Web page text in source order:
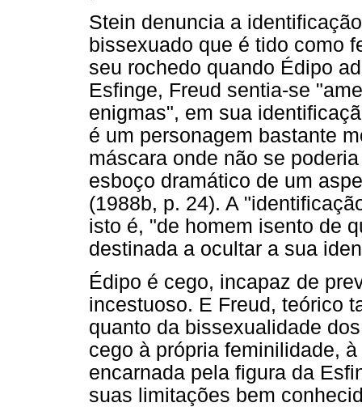
Stein denuncia a
bissexuado que é tido como
seu rochedo quando Édipo
Esfinge, Freud sentia-se
enigmas", em sua
é um personagem bastante
máscara onde não se
esboço dramático de um
(1988b, p. 24). A
isto é, "de homem isento de
destinada a ocultar a sua
Édipo é cego, incapaz de
incestuoso. E Freud, teórico
quanto da bissexualidade
cego à própria feminilidade,
encarnada pela figura da
suas limitações bem